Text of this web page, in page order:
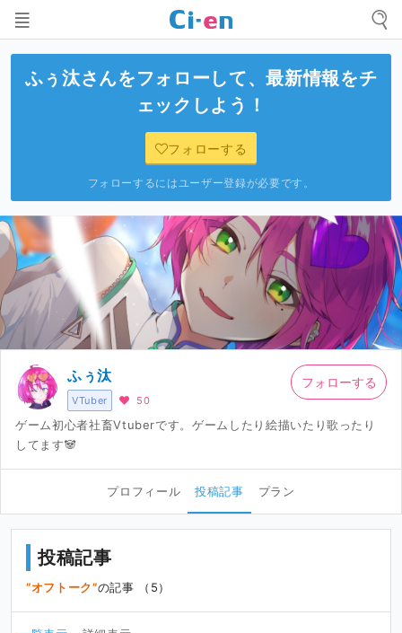
ふぅ汰さんをフォローして、最新情報をチ
ェックしよう！
フォローする
フォローするにはユーザー登録が必要です。
VTuber
ふぅ汰
50
ゲーム初心者社畜Vtuberです。ゲームしたり絵描いたり歌ったり
してます🐼
フォローする
プロフィール 投稿記事 プラン
投稿記事
オフトーク の記事 （5）